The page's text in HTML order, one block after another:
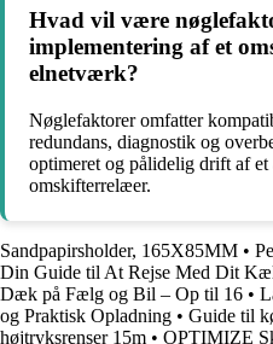
Hvad vil være
implementering af et
elnetværk?
Nøglefaktorer omfatter
redundans, diagnostik og
optimeret og pålidelig drift af
omskifterrelæer.
Sandpapirsholder, 165X85MM •
Din Guide til At Rejse Med Dit
Dæk på Fælg og Bil – Op til 16 •
og Praktisk Opladning • Guide til
højtryksrenser 15m • OPTIMIZE